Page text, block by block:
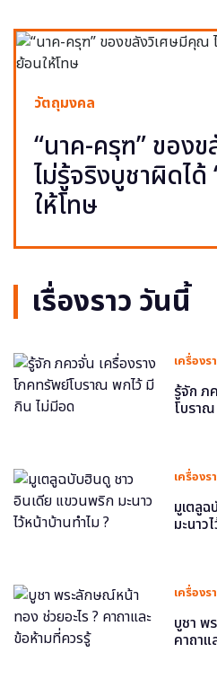
วัตถุมงคล
“นาค-ครุฑ” ของ
ไม่รู้จริงบูชาผิดได้
ให้โทษ
เรื่องราว วันนี้
เครื่องร
รู้จัก ภ
โบรา
เครื่องร
มูเตลู
มะนาว
เครื่องร
บูชา พ
คาถาแ